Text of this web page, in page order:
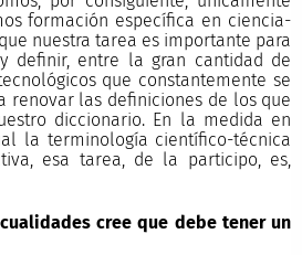
formación específica en ciencia-
nuestra tarea es importante para
definir, entre la gran cantidad de
que constantemente se
renovar las definiciones de los que
diccionario. En la medida en
la terminología científico-técnica
esa tarea, de la participo, es,
cree que debe tener un